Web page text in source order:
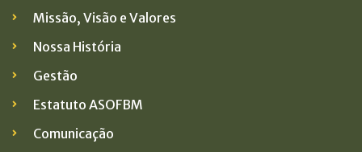
Missão, Visão e Valores
Nossa História
Gestão
Estatuto ASOFBM
Comunicação